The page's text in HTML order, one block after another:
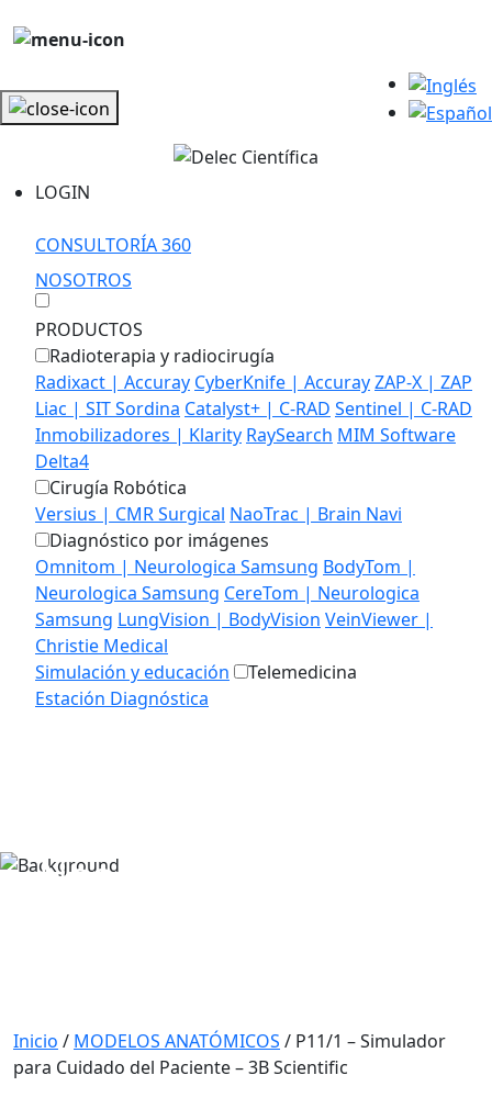
LOGIN
CONSULTORÍA 360
NOSOTROS
PRODUCTOS
Radioterapia y radiocirugía
Radixact | Accuray CyberKnife | AccurayZAP-X | ZAP
Liac | SIT Sordina Catalyst+ | C-RAD Sentinel | C-RAD
Inmobilizadores | Klarity RaySearch MIM Software
Delta4
Cirugía Robótica
Versius | CMR Surgical NaoTrac | Brain Navi
Diagnóstico por imágenes
Omnitom | Neurologica Samsung BodyTom |
Neurologica Samsung CereTom | Neurologica
Samsung LungVision | BodyVision VeinViewer |
Christie Medical
Simulación y educación
Telemedicina
Estación Diagnóstica
Nos especializamos en
Inicio / MODELOS ANATÓMICOS / P11/1 – Simulador
para Cuidado del Paciente – 3B Scientific